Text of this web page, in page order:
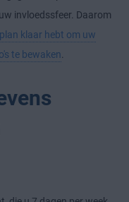
invloedssfeer. Daarom
plan klaar hebt om uw
te bewaken.